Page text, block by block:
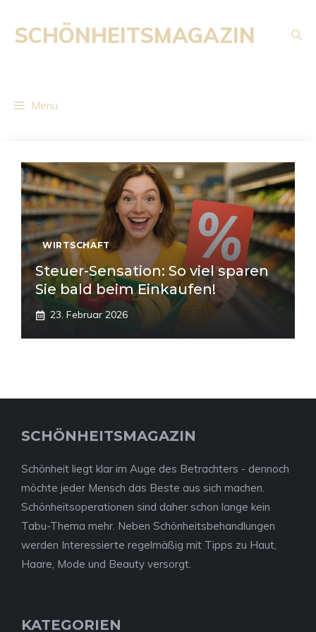
Inhalt
springen
SCHÖNHEITSMAGAZIN
Menü
WIRTSCHAFT
Steuer-Sensation: So viel sparen
Sie bald beim Einkaufen!
23. Februar 2026
SCHÖNHEITSMAGAZIN
Schönheit liegt klar im Auge des Betrachters - dennoch
möchte jeder Mensch das Beste aus sich machen.
Schönheitsoperationen sind daher schon lange kein
Tabu-Thema mehr. Neben Schönheitsbehandlungen
werden Interessierte regelmäßig mit Tipps zu Haut,
Haare, Mode und Beauty versorgt.
KATEGORIEN